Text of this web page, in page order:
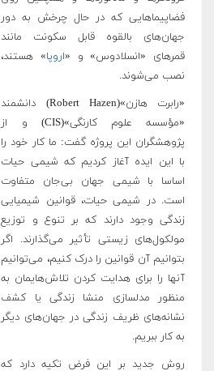
فضاپیماهایی که در حال چرخش به دور
جهان‌های بالقوه قابل سکونت مانند
قمرهای «انسلادوس» و «اروپا» هستند،
نصب می‌شوند.
«رابرت هازن»(Robert Hazen) دانشمند
«مؤسسه علوم کارنگی»(CIS) و از
پژوهشگران این پروژه گفت: ما کار خود را
با این ایده آغاز کردیم که شیمی حیات
اساسا با شیمی جهان بی‌جان متفاوت
است. در شیمی حیات، قوانین شیمیایی
زندگی وجود دارند که بر تنوع و توزیع
مولکول‌های زیستی تأثیر می‌گذارند. اگر
بتوانیم آن قوانین را درک کنیم، می‌توانیم
آنها را برای هدایت کردن تلاش‌هایمان به
منظور مدلسازی منشا زندگی یا کشف
نشانه‌های ظریف زندگی در جهان‌های دیگر
به کار ببریم.
روش جدید بر این فرض تکیه دارد که